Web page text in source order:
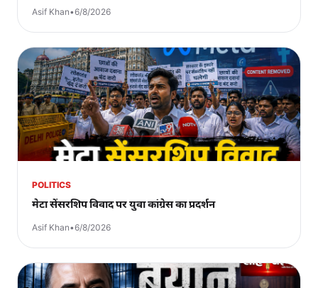
Asif Khan•6/8/2026
POLITICS
मेटा सेंसरशिप विवाद पर युवा कांग्रेस का प्रदर्शन
Asif Khan•6/8/2026